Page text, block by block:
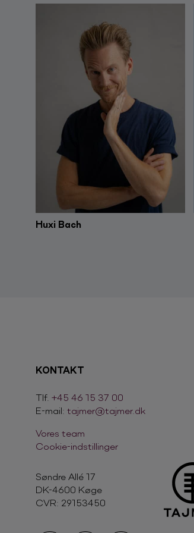
Huxi Bach
KONTAKT
Tlf. +45 46 15 37 00
E-mail: tajmer@tajmer.dk
Vores team
Cookie-indstillinger
Søndre Allé 17
DK-4600 Køge
CVR: 29153450